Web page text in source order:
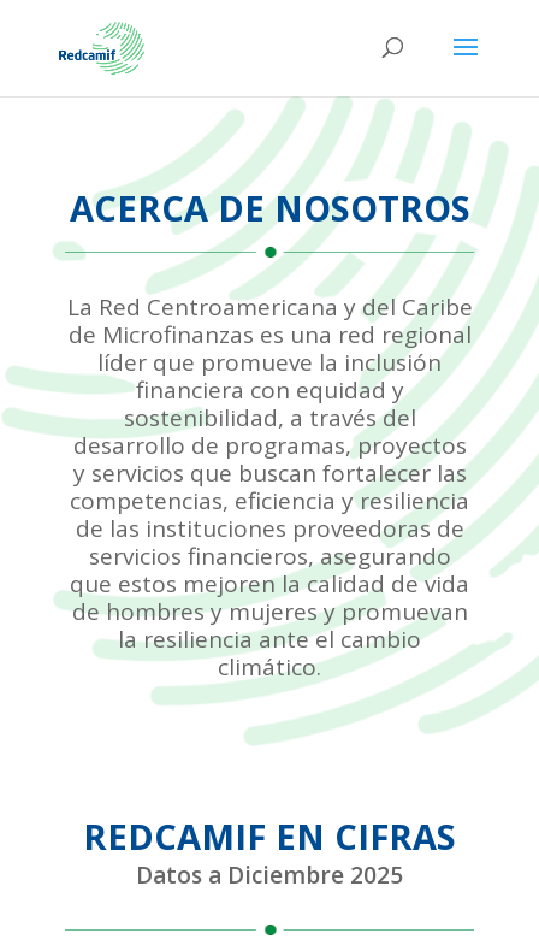
ACERCA DE NOSOTROS
La Red Centroamericana y del Caribe
de Microfinanzas es una red regional
líder que promueve la inclusión
financiera con equidad y
sostenibilidad, a través del
desarrollo de programas, proyectos
y servicios que buscan fortalecer las
competencias, eficiencia y resiliencia
de las instituciones proveedoras de
servicios financieros, asegurando
que estos mejoren la calidad de vida
de hombres y mujeres y promuevan
la resiliencia ante el cambio
climático.
REDCAMIF EN CIFRAS
Datos a Diciembre 2025